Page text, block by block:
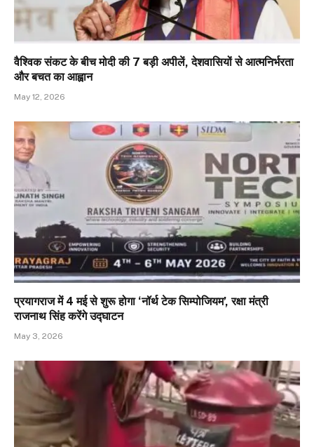
वैश्विक संकट के बीच मोदी की 7 बड़ी अपीलें, देशवासियों से आत्मनिर्भरता
और बचत का आह्वान
May 12, 2026
प्रयागराज में 4 मई से शुरू होगा ‘नॉर्थ टेक सिम्पोजियम’, रक्षा मंत्री
राजनाथ सिंह करेंगे उद्घाटन
May 3, 2026